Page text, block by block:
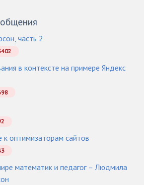
часть 2
в контексте на примере Яндекс
оптимизаторам сайтов
математик и педагог – Людмила